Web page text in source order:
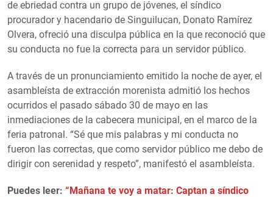
de ebriedad contra un grupo de jóvenes, el síndico
procurador y hacendario de Singuilucan, Donato Ramírez
Olvera, ofreció una disculpa pública en la que reconoció que
su conducta no fue la correcta para un servidor público.
A través de un pronunciamiento emitido la noche de ayer, el
asambleísta de extracción morenista admitió los hechos
ocurridos el pasado sábado 30 de mayo en las
inmediaciones de la cabecera municipal, en el marco de la
feria patronal. “Sé que mis palabras y mi conducta no
fueron las correctas, que como servidor público me debo de
dirigir con serenidad y respeto”, manifestó el asambleísta.
Puedes leer: “Mañana te voy a matar: Captan a síndico